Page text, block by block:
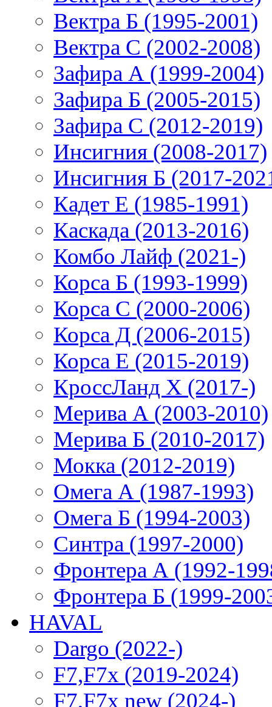
Вектра Б (1995-2001)
Вектра С (2002-2008)
Зафира А (1999-2004)
Зафира Б (2005-2015)
Зафира С (2012-2019)
Инсигния (2008-2017)
Инсигния Б (2017-
Кадет Е (1985-1991)
Каскада (2013-2016)
Комбо Лайф (2021-)
Корса Б (1993-1999)
Корса С (2000-2006)
Корса Д (2006-2015)
Корса E (2015-2019)
КроссЛанд X (2017-)
Мерива А (2003-2010)
Мерива Б (2010-2017)
Мокка (2012-2019)
Омега А (1987-1993)
Омега Б (1994-2003)
Синтра (1997-2000)
Фронтера А (1992-
Фронтера Б (1999-
HAVAL
Dargo (2022-)
F7,F7x (2019-2024)
F7,F7x new (2024-)